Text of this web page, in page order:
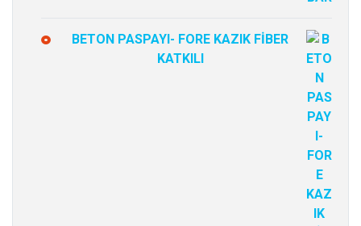
BETON PASPAYI- FORE KAZIK FİBER
KATKILI